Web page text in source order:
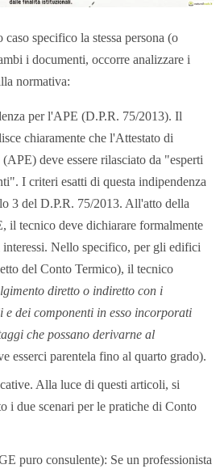
specifico la stessa persona (o
i documenti, occorre analizzare i
normativa:
per l'APE (D.P.R. 75/2013). Il
chiaramente che l'Attestato di
deve essere rilasciato da "esperti
I criteri esatti di questa indipendenza
3 del D.P.R. 75/2013. All'atto della
il tecnico deve dichiarare formalmente
Nello specifico, per gli edifici
del Conto Termico), il tecnico
diretto o indiretto con i
dei componenti in esso incorporati
che possano derivarne al
esserci parentela fino al quarto grado).
Alla luce di questi articoli, si
i due scenari per le pratiche di Conto
puro consulente): Se un professionista